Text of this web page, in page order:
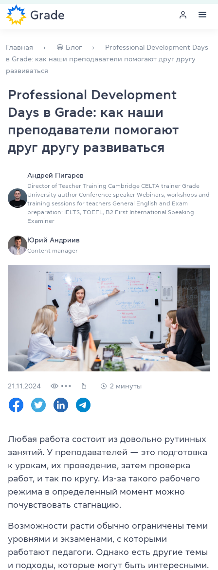
Курсы английского
Обучение для преподавателей
Английский для компаний
Подготовка к экзаменам
Больше о нас
RU
(044) 580 11 00
(050) 580 11 00
(063) 580 11 00
(098) 580 11 00
г. Киев, метро Золотые Ворота, ул. Ярославов Вал, 13/2-б,
Главная 😀 Блог
Professional Development Days
в Grade: как наши преподаватели помогают друг другу
развиваться
Professional Development
Days в Grade: как наши
преподаватели помогают
друг другу развиваться
Андрей Пигарев
Director of Teacher Training Cambridge CELTA trainer Grade
University author Conference speaker Webinars, workshops and
training sessions for teachers General English and Exam
preparation: IELTS, TOEFL, B2 First International Speaking
Examiner
Юрий Андриив
Content manager
21.11.2024 2 минуты
Любая работа состоит из довольно рутинных
занятий. У преподавателей — это подготовка
к урокам, их проведение, затем проверка
работ, и так по кругу. Из-за такого рабочего
режима в определенный момент можно
почувствовать стагнацию.
Возможности расти обычно ограничены теми
уровнями и экзаменами, с которыми
работают педагоги. Однако есть другие темы
и подходы, которые могут быть интересными.